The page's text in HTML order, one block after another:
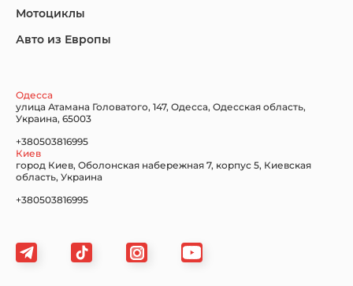
Subaru Tesla Toyota
Volkswagen Volvo
Мотоциклы
Авто из Европы
Одесса
улица Атамана Головатого, 147, Одесса, Одесская область,
Украина, 65003
+380503816995
Киев
город Киев, Оболонская набережная 7, корпус 5, Киевская
область, Украина
+380503816995